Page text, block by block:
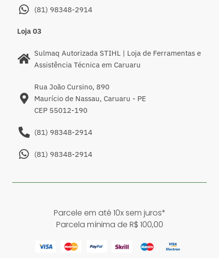
(81) 98348-2914
Loja 03
Sulmaq Autorizada STIHL | Loja de Ferramentas e
Assistência Técnica em Caruaru
Rua João Cursino, 890
Maurício de Nassau, Caruaru - PE
CEP 55012-190
(81) 98348-2914
(81) 98348-2914
Parcele em até 10x sem juros*
Parcela mínima de R$ 100,00